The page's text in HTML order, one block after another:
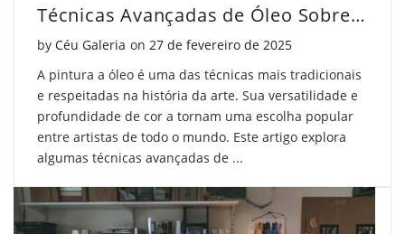
Técnicas Avançadas de Óleo Sobre Tela para Artistas
by Céu Galeria on Posted on
27 de fevereiro de 2025
A pintura a óleo é uma das técnicas mais tradicionais
e respeitadas na história da arte. Sua versatilidade e
profundidade de cor a tornam uma escolha popular
entre artistas de todo o mundo. Este artigo explora
algumas técnicas avançadas de ...